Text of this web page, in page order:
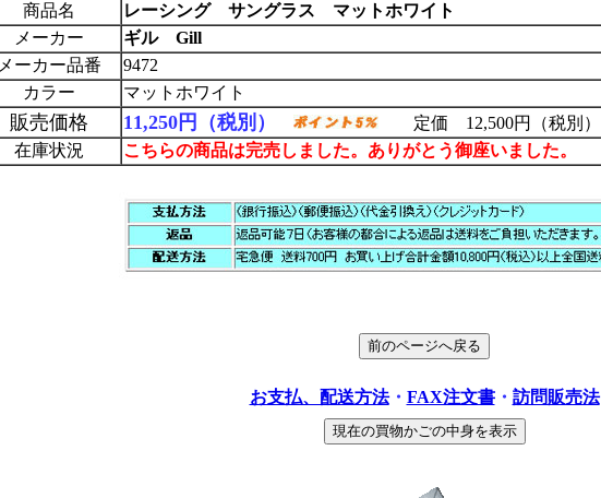
商品名
レーシング サングラス マットホワイト
メーカー
ギル Gill
メーカー品番
9472
カラー
マットホワイト
販売価格 11,250円（税別）
定価 12,500円（税別）
在庫状況
こちらの商品は完売しました。ありがとう御座いました。
お支払、配送方法・ FAX注文書・ 訪問販売法